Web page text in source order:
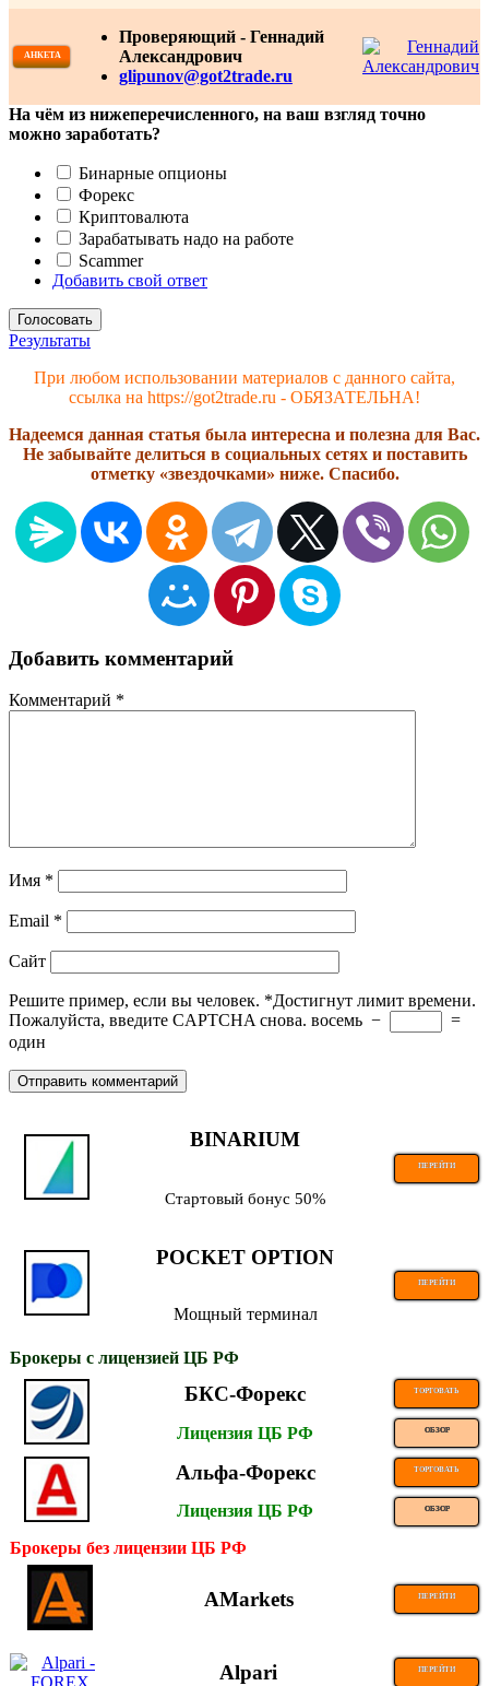
АНКЕТА
Проверяющий - Геннадий
Александрович
glipunov@got2trade.ru
На чём из нижеперечисленного, на ваш взгляд точно
можно заработать?
Бинарные опционы
Форекс
Криптовалюта
Зарабатывать надо на работе
Scammer
Добавить свой ответ
Результаты
При любом использовании материалов с данного сайта,
ссылка на https://got2trade.ru - ОБЯЗАТЕЛЬНА!
Надеемся данная статья была интересна и полезна для Вас.
Не забывайте делиться в социальных сетях и поставить
отметку «звездочками» ниже. Спасибо.
Добавить комментарий
Комментарий *
Имя *
Email *
Сайт
Решите пример, если вы человек. *Достигнут лимит времени.
Пожалуйста, введите CAPTCHA снова. восемь −
=
один
BINARIUM
ПЕРЕЙТИ
Стартовый бонус 50%
POCKET OPTION
ПЕРЕЙТИ
Мощный терминал
Брокеры с лицензией ЦБ РФ
БКС-Форекс ТОРГОВАТЬ
Лицензия ЦБ РФ ОБЗОР
Альфа-Форекс ТОРГОВАТЬ
Лицензия ЦБ РФ ОБЗОР
Брокеры без лицензии ЦБ РФ
AMarkets ПЕРЕЙТИ
Alpari ПЕРЕЙТИ